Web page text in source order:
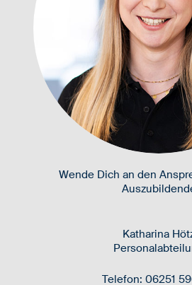
Wende Dich an den
Katharina
Telefon: 06251